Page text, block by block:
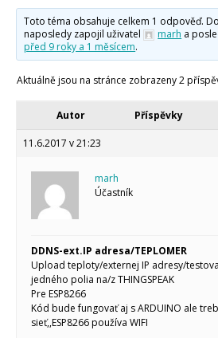
Úvod
Staré
Toto téma obsahuje celkem 1 odpověď.
naposledy zapojil uživatel
marh a
před 9 roky a 1 měsícem.
Aktuálně jsou na stránce zobrazeny 2
Autor Příspěvky
11.6.2017 v 21:23
marh
Účastník
DDNS-ext.IP adresa/TEPLOMER
Upload teploty/externej IP adresy/
jedného polia na/z THINGSPEAK
Pre ESP8266
Kód bude fungovať aj s ARDUINO ale
sieť,,ESP8266 používa WIFI